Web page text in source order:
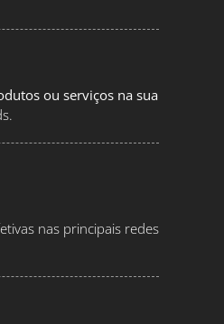
ou serviços na sua
nas principais redes